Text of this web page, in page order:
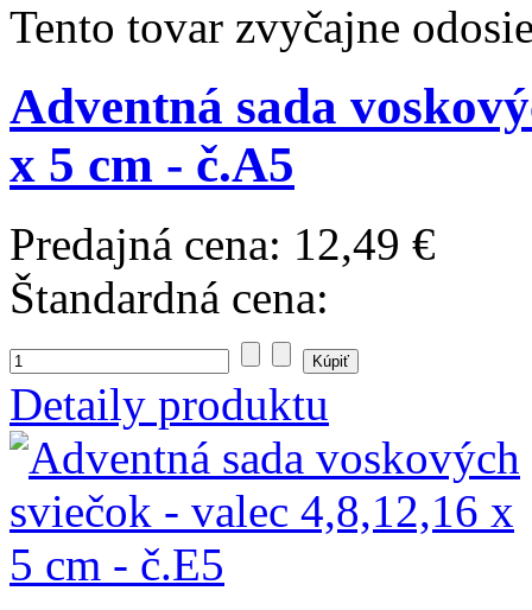
Tento tovar zvyčajne
Adventná sada
x 5 cm - č.A5
Predajná cena: 12,49 €
Štandardná cena:
Detaily produktu